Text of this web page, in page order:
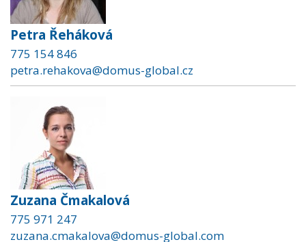
Petra Řeháková
775 154 846
petra.rehakova@domus-global.cz
Zuzana Čmakalová
775 971 247
zuzana.cmakalova@domus-global.com